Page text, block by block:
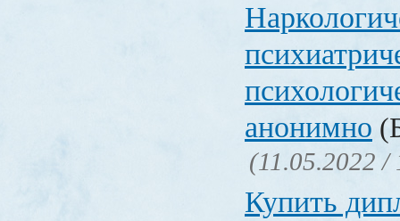
анонимно
(11.05.2022 /
Купить